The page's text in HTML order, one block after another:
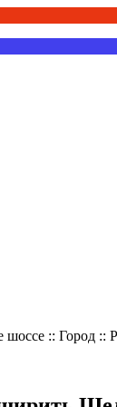
шоссе :: Город